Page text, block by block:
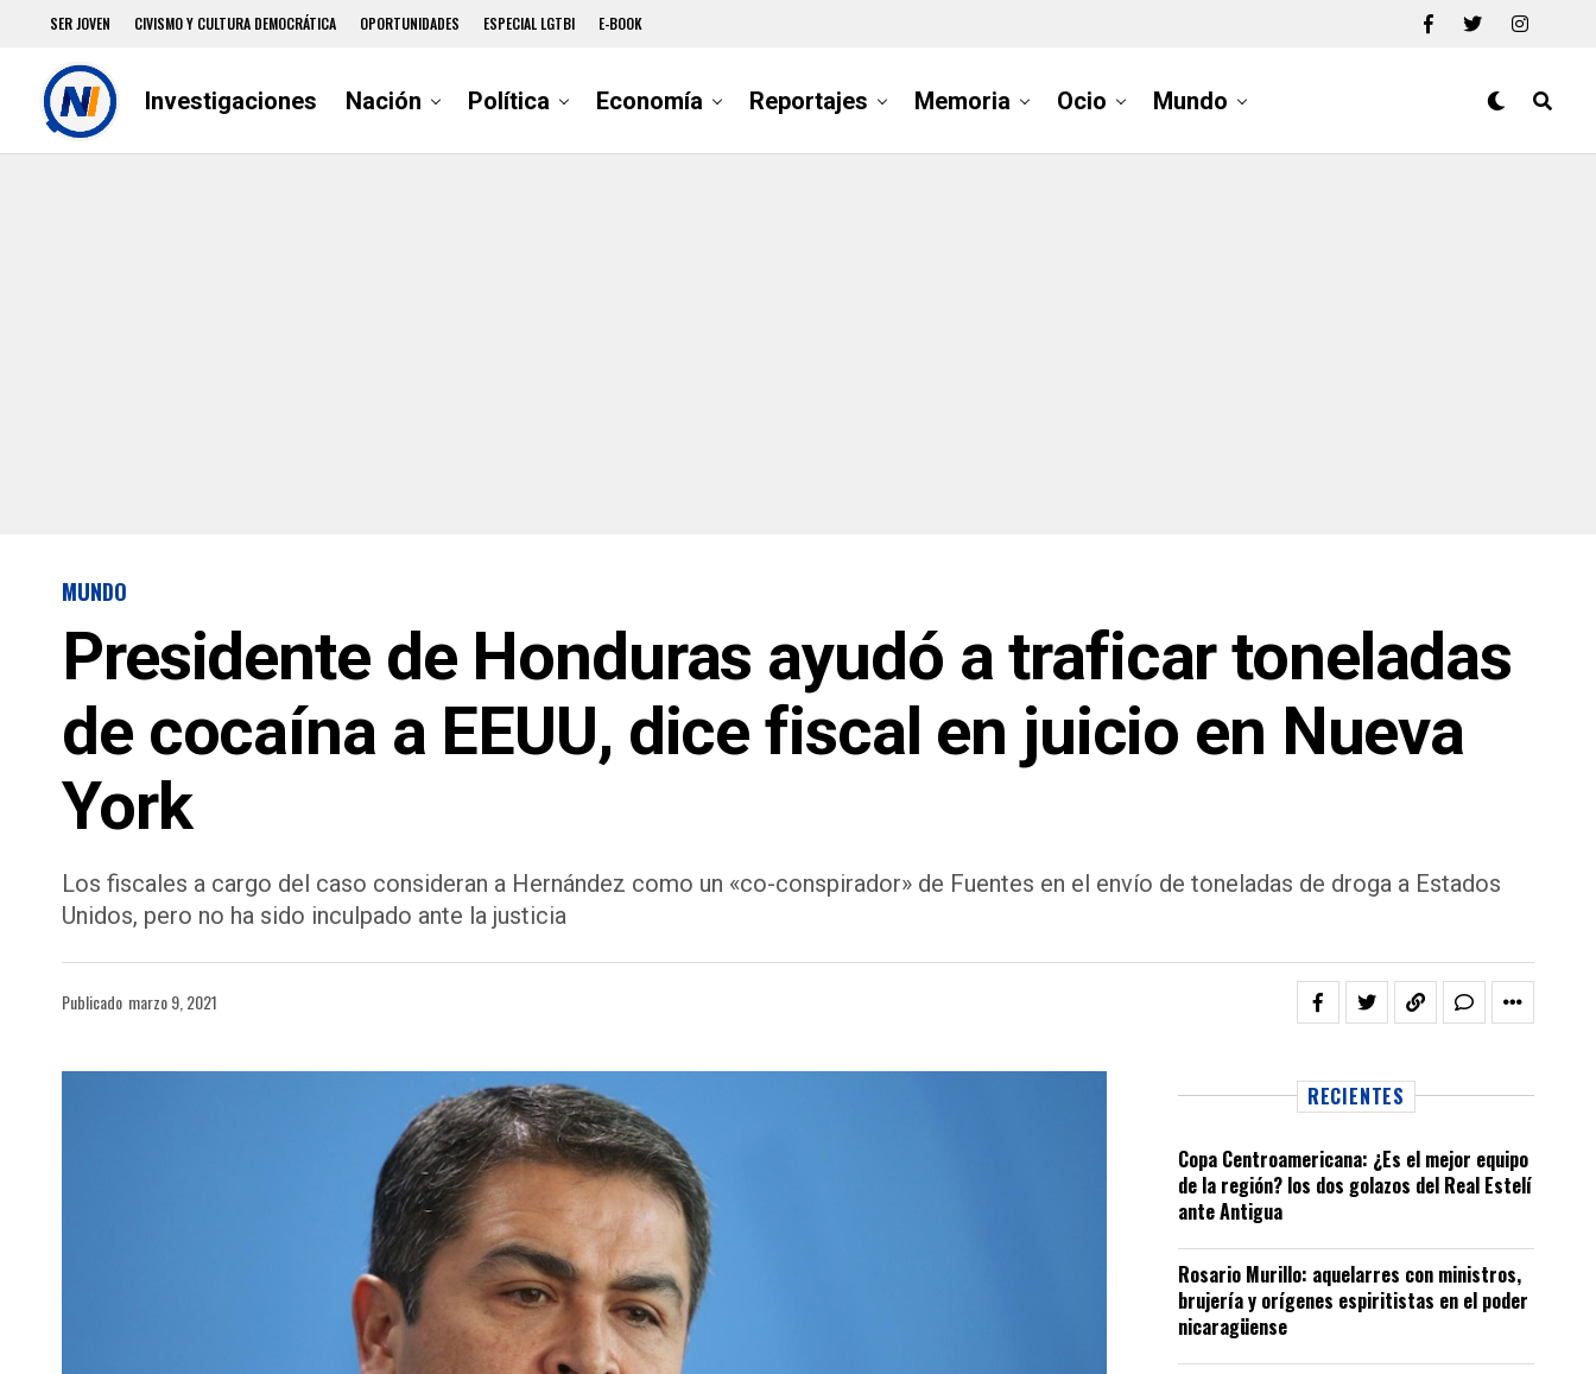
SER JOVEN CIVISMO Y CULTURA DEMOCRÁTICA OPORTUNIDADES ESPECIAL LGTBI E-BOOK
Investigaciones Nación Política Economía Reportajes Memoria Ocio Mundo
MUNDO
Presidente de Honduras ayudó a traficar toneladas
de cocaína a EEUU, dice fiscal en juicio en Nueva
York
Los fiscales a cargo del caso consideran a Hernández como un «co-conspirador» de Fuentes en el envío de toneladas de droga a Estados
Unidos, pero no ha sido inculpado ante la justicia
Publicado marzo 9, 2021
RECIENTES
Copa Centroamericana: ¿Es el mejor equipo
de la región? los dos golazos del Real Estelí
ante Antigua
Rosario Murillo: aquelarres con ministros,
brujería y orígenes espiritistas en el poder
nicaragüense